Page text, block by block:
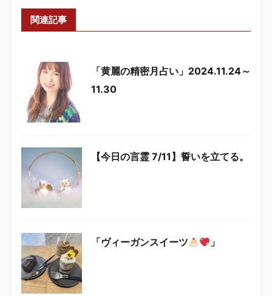
関連記事
「黄麗の精密月占い」2024.11.24～
11.30
【今日の言霊 7/11】誓いを立てる。
「ヴィーガンスイーツ 」